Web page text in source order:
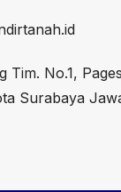
Tim. No.1,
Surabaya